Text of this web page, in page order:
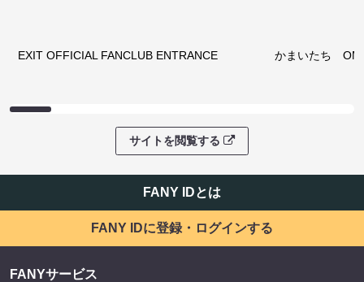
EXIT OFFICIAL FANCLUB ENTRANCE かまいたち
サイトを閲覧する
FANY IDとは
FANY IDに登録・ログインする
FANYサービス